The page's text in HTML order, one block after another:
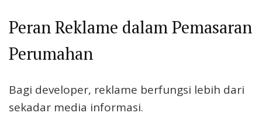
Peran Reklame dalam Pemasaran
Perumahan
Bagi developer, reklame berfungsi lebih dari
sekadar media informasi.